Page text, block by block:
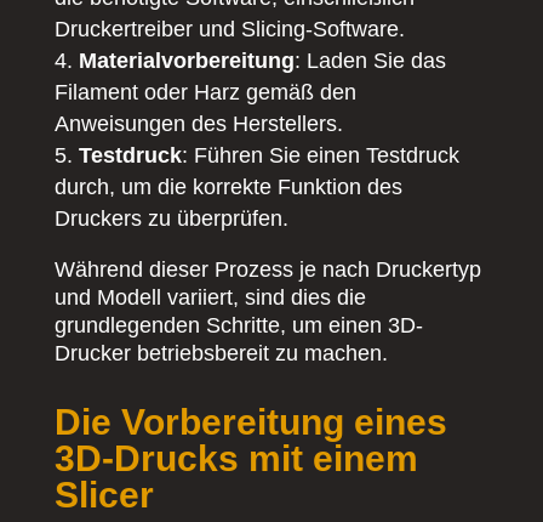
Druckertreiber und Slicing-Software.
Materialvorbereitung: Laden Sie das
Filament oder Harz gemäß den
Anweisungen des Herstellers.
Testdruck: Führen Sie einen Testdruck
durch, um die korrekte Funktion des
Druckers zu überprüfen.
Während dieser Prozess je nach Druckertyp
und Modell variiert, sind dies die
grundlegenden Schritte, um einen 3D-
Drucker betriebsbereit zu machen.
Die Vorbereitung eines
3D-Drucks mit einem
Slicer